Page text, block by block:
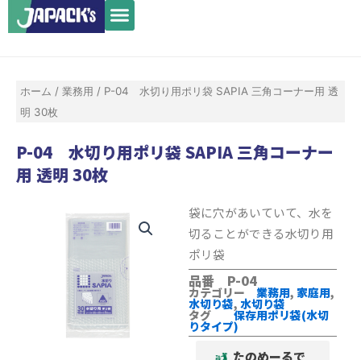
容
メ
ニ
ホーム / 業務用 / P-04 水切り用ポリ袋 SAPIA 三角コーナー用 透
明 30枚
P-04 水切り用ポリ袋 SAPIA 三角コーナー
用 透明 30枚
袋に穴があいていて、水を
切ることができる水切り用
ポリ袋
品番 P-04
カテゴリー 業務用, 家庭用,
水切り袋, 水切り袋
タグ保存用ポリ袋(水切
りタイプ)